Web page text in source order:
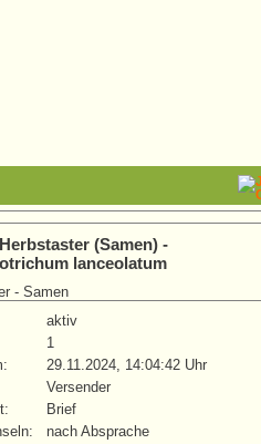
(Samen) -
lanceolatum
- Samen
aktiv
1
29.11.2024, 14:04:42 Uhr
Versender
Brief
nach Absprache